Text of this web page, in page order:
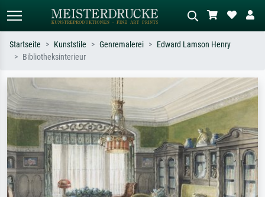
Suchen Sie nach Künstlern, Werktiteln
oder Stilen – z.B. Monet,
Sternennacht, Impressionismus, Welle
Hokusai, Akt.
Beschreiben Sie die Szene – z.B. Grüne
Wiese, Abstrakt mit viel Rot, Dunkles
Ölgemälde, Stehender Akt neben einem
Baum.
Startseite Kunststile Genremalerei
Edward Lamson Henry
Bibliotheksinterieur